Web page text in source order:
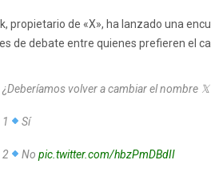
propietario de «X», ha lanzado una
de debate entre quienes prefieren el
¿Deberíamos volver a cambiar el nombre 𝕏
1 Sí
2 No pic.twitter.com/hbzPmDBdII